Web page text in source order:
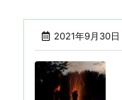
2021年9月30日